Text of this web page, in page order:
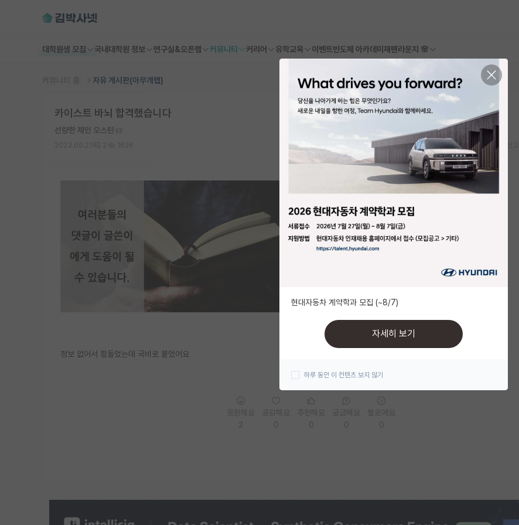
대학원생 모집 국내대학원 정보 연구실&오픈랩 커뮤니티 커리어 유학교육 이벤트반도체 아카데미 재팬라운지 🌸
커뮤니티 홈 자유 게시판(아무개랩)
카이스트 바뇌 합격했습니다
선량한 제인 오스틴
스크랩
정보 없어서 힘들었는데 국비로 붙었어요
현대자동차 계약학과 모집 (~8/7)
자세히 보기
하루 동안 이 컨텐츠 보지 않기